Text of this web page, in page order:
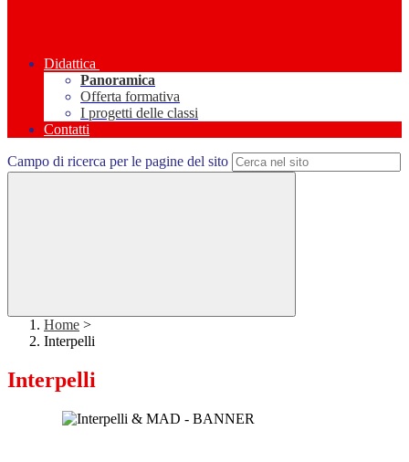
Didattica
Panoramica
Offerta formativa
I progetti delle classi
Contatti
Campo di ricerca per le pagine del sito
Home >
Interpelli
Interpelli